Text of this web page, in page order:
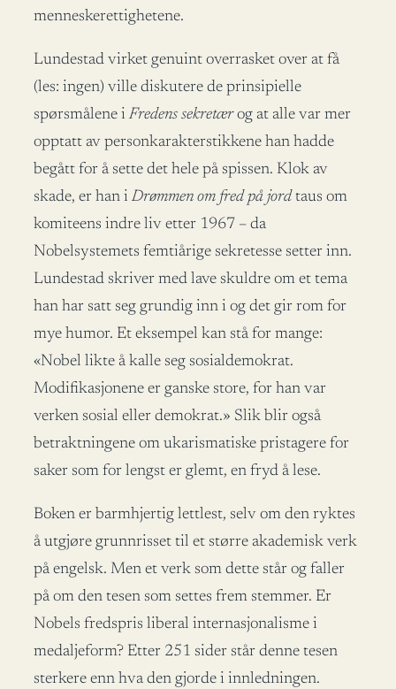
menneskerettighetene.
Lundestad virket genuint overrasket over at få
(les: ingen) ville diskutere de prinsipielle
spørsmålene iFredens sekretærog at alle var mer
opptatt av personkarakterstikkene han hadde
begått for å sette det hele på spissen. Klok av
skade, er han iDrømmen om fred på jord taus om
komiteens indre liv etter 1967 – da
Nobelsystemets femtiårige sekretesse setter inn.
Lundestad skriver med lave skuldre om et tema
han har satt seg grundig inn i og det gir rom for
mye humor. Et eksempel kan stå for mange:
«Nobel likte å kalle seg sosialdemokrat.
Modifikasjonene er ganske store, for han var
verken sosial eller demokrat.» Slik blir også
betraktningene om ukarismatiske pristagere for
saker som for lengst er glemt, en fryd å lese.
Boken er barmhjertig lettlest, selv om den ryktes
å utgjøre grunnrisset til et større akademisk verk
på engelsk. Men et verk som dette står og faller
på om den tesen som settes frem stemmer. Er
Nobels fredspris liberal internasjonalisme i
medaljeform? Etter 251 sider står denne tesen
sterkere enn hva den gjorde i innledningen.